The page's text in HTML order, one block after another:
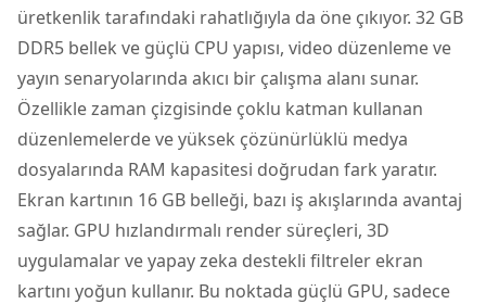
üretkenlik tarafındaki rahatlığıyla da öne çıkıyor. 32 GB
DDR5 bellek ve güçlü CPU yapısı, video düzenleme ve
yayın senaryolarında akıcı bir çalışma alanı sunar.
Özellikle zaman çizgisinde çoklu katman kullanan
düzenlemelerde ve yüksek çözünürlüklü medya
dosyalarında RAM kapasitesi doğrudan fark yaratır.
Ekran kartının 16 GB belleği, bazı iş akışlarında avantaj
sağlar. GPU hızlandırmalı render süreçleri, 3D
uygulamalar ve yapay zeka destekli filtreler ekran
kartını yoğun kullanır. Bu noktada güçlü GPU, sadece